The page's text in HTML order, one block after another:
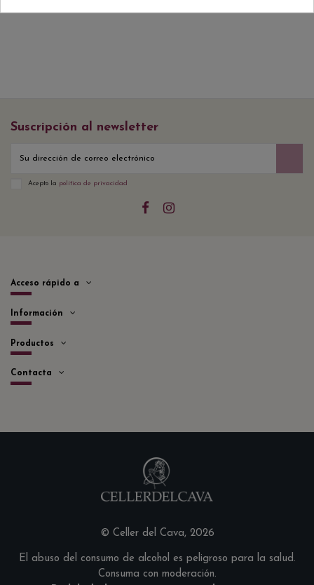
Suscripción al newsletter
Acepto la política de privacidad
Acceso rápido a
Información
Productos
Contacta
© Celler del Cava, 2026
El abuso del consumo de alcohol es peligroso para la salud.
Consuma con moderación.